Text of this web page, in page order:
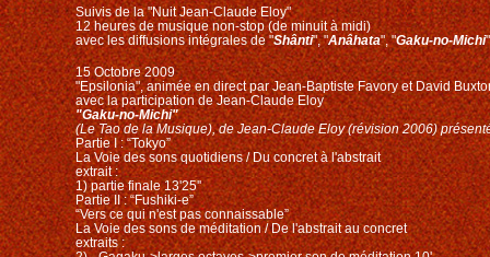
Suivis de la "Nuit Jean-Claude Eloy"
12 heures de musique non-stop (de minuit à midi)
avec les diffusions intégrales de "Shânti", "Anâhata", "Gaku-no-Michi
15 Octobre 2009
"Epsilonia", animée en direct par Jean-Baptiste Favory et David
avec la participation de Jean-Claude Eloy
"Gaku-no-Michi"
(Le Tao de la Musique), de Jean-Claude Eloy (révision 2006)
Partie I : “Tokyo”
La Voie des sons quotidiens / Du concret à l'abstrait
extrait :
1) partie finale 13'25''
Partie II : “Fushiki-e”
“Vers ce qui n'est pas connaissable”
La Voie des sons de méditation / De l'abstrait au concret
extraits :